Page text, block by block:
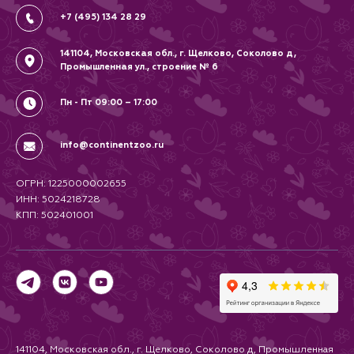
+7 (495) 134 28 29
141104, Московская обл., г. Щелково, Соколово д,
Промышленная ул., строение № 6
Пн - Пт 09:00 – 17:00
info@continentzoo.ru
ОГРН: 1225000002655
ИНН: 5024218728
КПП: 502401001
141104, Московская обл., г. Щелково, Соколово д, Промышленная